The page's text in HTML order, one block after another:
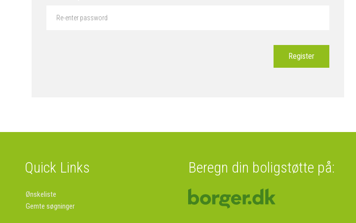
Register
Quick Links
Ønskeliste
Gemte søgninger
Beregn din boligstøtte på: